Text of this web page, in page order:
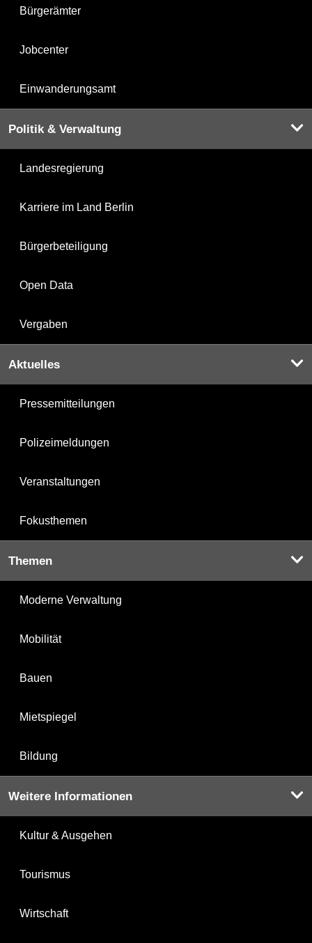
Bürgerämter
Jobcenter
Einwanderungsamt
Politik & Verwaltung
Landesregierung
Karriere im Land Berlin
Bürgerbeteiligung
Open Data
Vergaben
Aktuelles
Pressemitteilungen
Polizeimeldungen
Veranstaltungen
Fokusthemen
Themen
Moderne Verwaltung
Mobilität
Bauen
Mietspiegel
Bildung
Weitere Informationen
Kultur & Ausgehen
Tourismus
Wirtschaft